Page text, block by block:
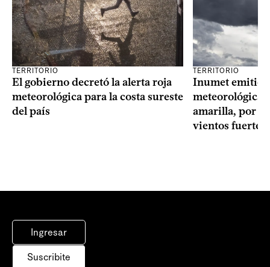
TERRITORIO
El gobierno decretó la alerta roja
meteorológica para la costa sureste
del país
TERRITORIO
Inumet emitió
meteorológica,
amarilla, por
vientos fuertes
Ingresar
Suscribite